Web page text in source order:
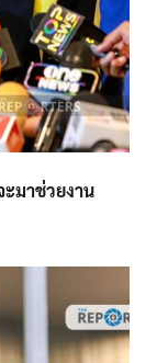
ะมาช่วยงาน